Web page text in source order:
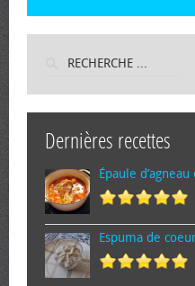
Dernières recettes
Épaule
Espuma de